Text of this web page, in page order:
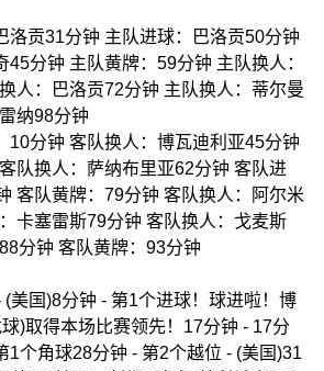
洛贡31分钟 主队进球：巴洛贡50分钟
45分钟 主队黄牌：59分钟 主队换人：
人：巴洛贡72分钟 主队换人：蒂尔曼
纳98分钟
10分钟 客队换人：博瓦迪利亚45分钟
队换人：萨纳布里亚62分钟 客队进
客队黄牌：79分钟 客队换人：阿尔米
卡塞雷斯79分钟 客队换人：戈麦斯
分钟 客队黄牌：93分钟
美国)8分钟 - 第1个进球！球进啦！博
)取得本场比赛领先！17分钟 - 17分
1个角球28分钟 - 第2个越位 - (美国)31